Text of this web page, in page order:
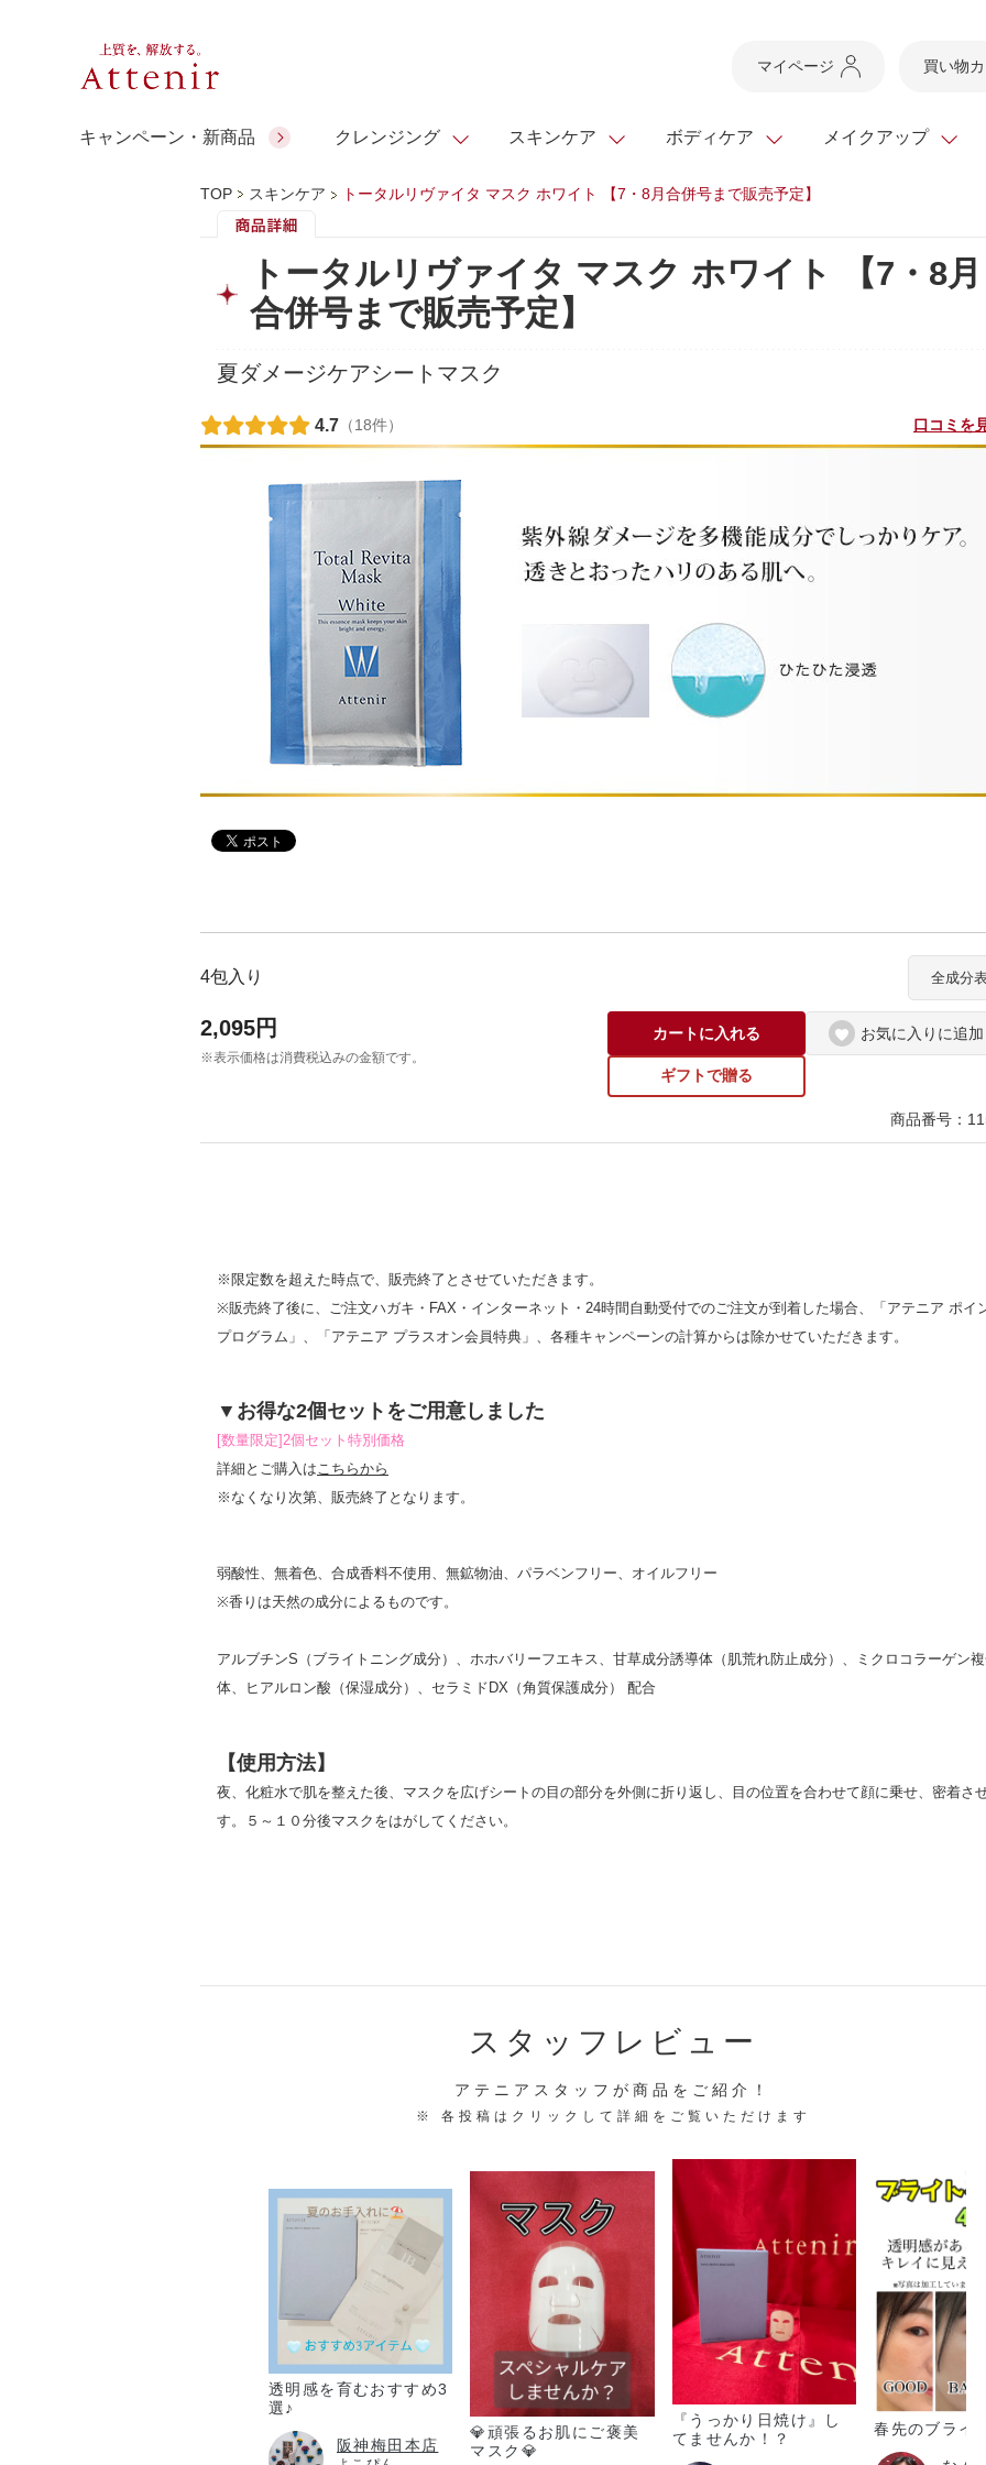
マイページ 買い物
キャンペーン・新商品 クレンジング
スキンクリア クレンズ オイル
スペシャルサイト ギフトサービス
お友達紹介サービス
スキンケア
ドレススノー ドレスリフト
理想肌バランス
チェックで選ぶ
アテニアの「時計美容」
基礎化粧品
メンズケア
ボディケア
アロマリチュアル
＆エイジングケア
ボディケア・ハンドケ
メイクアップ
ポイントメイク ベースメイク
Make Look
ベースメイク
コラーゲン
ビューティスト
ビューティーセレクト
マルチビタミン＆ミネラ
インナースマート カロリシェイプ
ビューティシリーズ
アテニア ギフト
ギフトバッグ
シーンから選ぶ
ご予算から選ぶ
TOP スキンケア トータルリヴァイタ マスク ホワイト 【7・8月合併号まで販売予定】
トータルリヴァイタ マスク ホワイト 【7・8月
合併号まで販売予定】
夏ダメージケアシートマスク
4.7 （18件） 口コミを
4包入り 全成分
2,095円
※表示価格は消費税込みの金額です。
カートに入れる お気に入りに追加
ギフトで贈る
商品番号：
※限定数を超えた時点で、販売終了とさせていただきます。
※販売終了後に、ご注文ハガキ・FAX・インターネット・24時間自動受付でのご注文が到着した場合、「アテニア ポイ
プログラム」、「アテニア プラスオン会員特典」、各種キャンペーンの計算からは除かせていただきます。
▼お得な2個セットをご用意しました
[数量限定]2個セット特別価格
詳細とご購入はこちらから
※なくなり次第、販売終了となります。
弱酸性、無着色、合成香料不使用、無鉱物油、パラベンフリー、オイルフリー
※香りは天然の成分によるものです。
アルブチンS（ブライトニング成分）、ホホバリーフエキス、甘草成分誘導体（肌荒れ防止成分）、ミクロコラーゲン
体、ヒアルロン酸（保湿成分）、セラミドDX（角質保護成分） 配合
【使用方法】
夜、化粧水で肌を整えた後、マスクを広げシートの目の部分を外側に折り返し、目の位置を合わせて顔に乗せ、密着さ
す。５～１０分後マスクをはがしてください。
スタッフレビュー
アテニアスタッフが商品をご紹介！
※ 各投稿はクリックして詳細をご覧いただけます
透明感を育むおすすめ3
選♪
阪神梅田本店
💎頑張るお肌にご褒美
マスク💎
『うっかり日焼け』し
てませんか！？
春先のブライ